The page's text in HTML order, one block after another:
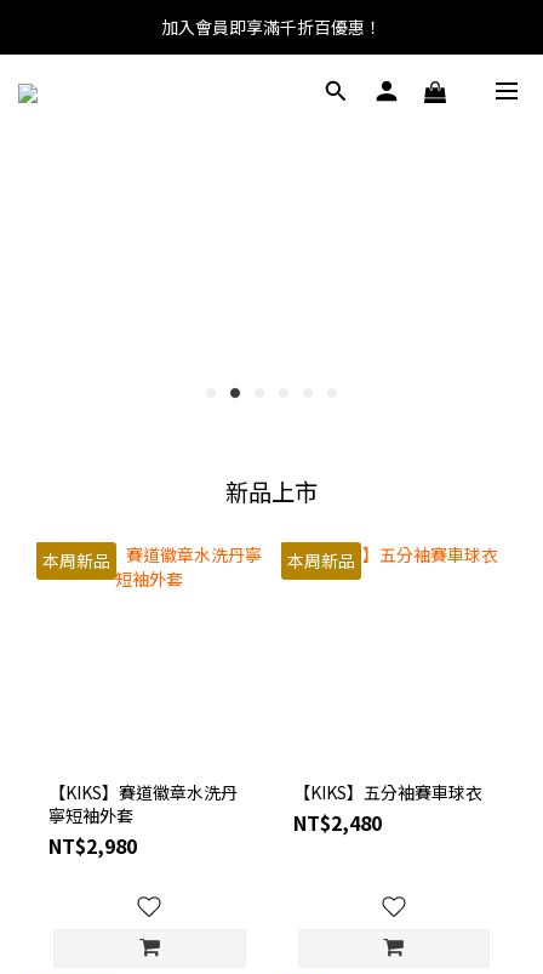
加入會員即享滿千折百優惠！
新品上市
本周新品
【KIKS】賽道徽章水洗丹
寧短袖外套
NT$2,980
本周新品
【KIKS】五分袖賽車球衣
NT$2,480